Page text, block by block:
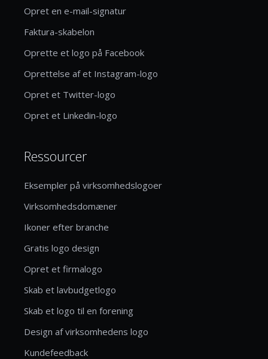
Opret en e-mail-signatur
Faktura-skabelon
Oprette et logo på Facebook
Oprettelse af et Instagram-logo
Opret et Twitter-logo
Opret et Linkedin-logo
Ressourcer
Eksempler på virksomhedslogoer
Virksomhedsdomæner
Ikoner efter branche
Gratis logo design
Opret et firmalogo
Skab et lavbudgetlogo
Skab et logo til en forening
Design af virksomhedens logo
Kundefeedback